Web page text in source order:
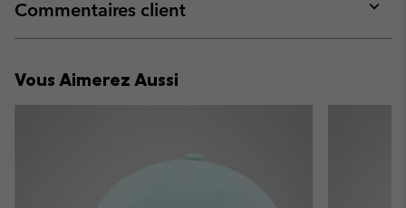
Commentaires client
or
Vous Aimerez Aussi